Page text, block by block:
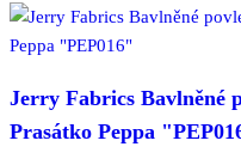
Jerry Fabrics Bavlněné
Prasátko Peppa